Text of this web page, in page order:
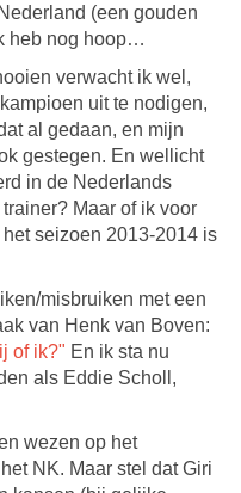
(een gouden
heb nog hoop…
verwacht ik wel,
uit te nodigen,
al gedaan, en mijn
gestegen. En wellicht
in de Nederlands
Maar of ik voor
seizoen 2013-2014 is
misbruiken met een
van Henk van Boven:
of ik?" En ik sta nu
als Eddie Scholl,
wezen op het
NK. Maar stel dat Giri